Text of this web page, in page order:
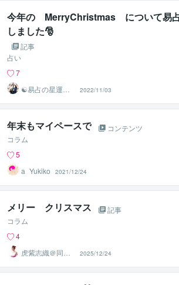
今年の MerryChristmas について易
しました🎅
記事
占い
7
☯易占の星運河
2022/11/03
年末もマイペースで
コンテンツ
コラム
5
a_Yukiko
2021/12/24
メリー クリスマス
記事
コラム
4
虎紫志織＠同じ
目線の『駆け込
み寺』
2025/12/24